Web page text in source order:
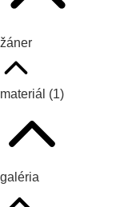
žáner
materiál (1)
galéria